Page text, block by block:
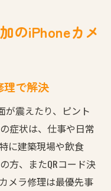
で即日修理可
加で安く直せる
要で当日完了
終わらせる方法
安く直す方法
修理費用と流れ
を格安修理可能
のiPhoneカメ
理で解決
が震えたり、ピント
症状は、仕事や日常
に建築現場や飲食
方、またQRコード決
メラ修理は最優先事